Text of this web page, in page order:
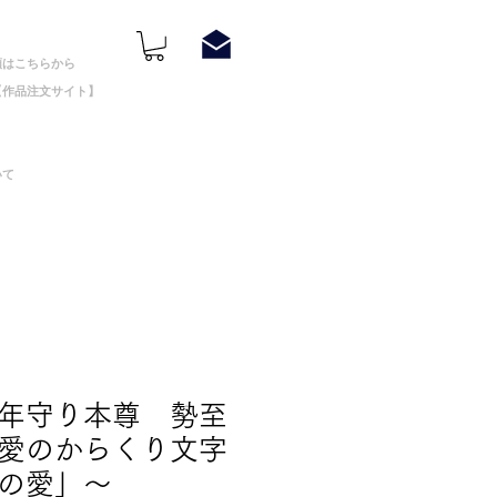
こちらから
品注文サイト】
守り本尊 勢至
からくり文字
愛」～